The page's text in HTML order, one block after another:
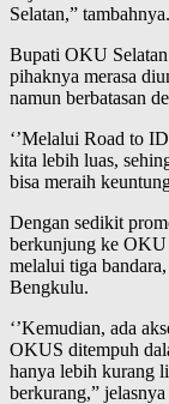
Selatan,” tambahnya.
Bupati OKU
pihaknya merasa
namun berbatasan
‘’Melalui Road to
kita lebih luas,
bisa meraih
Dengan sedikit
berkunjung ke OKU
melalui tiga
Bengkulu.
‘’Kemudian, ada
OKUS ditempuh
hanya lebih kurang
berkurang,”